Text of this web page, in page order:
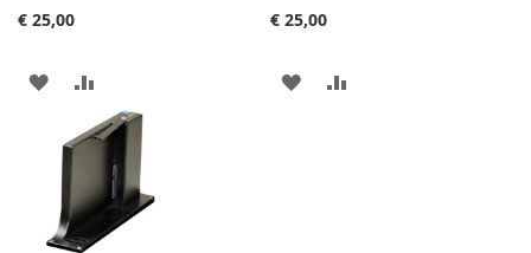
€ 25,00
VOEG
AAN
VERLANGLIJST
OM
TE
VERGELIJKEN
€ 25,00
VOEG